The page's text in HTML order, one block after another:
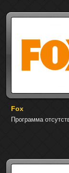
Fox
Программа